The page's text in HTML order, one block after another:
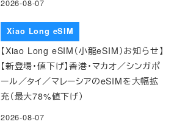
2026-08-07
Xiao Long eSIM
【Xiao Long eSIM（小龍eSIM）お知らせ】
【新登場・値下げ】香港・マカオ／シンガポ
ール／タイ／マレーシアのeSIMを大幅拡
充（最大78%値下げ）
2026-08-07